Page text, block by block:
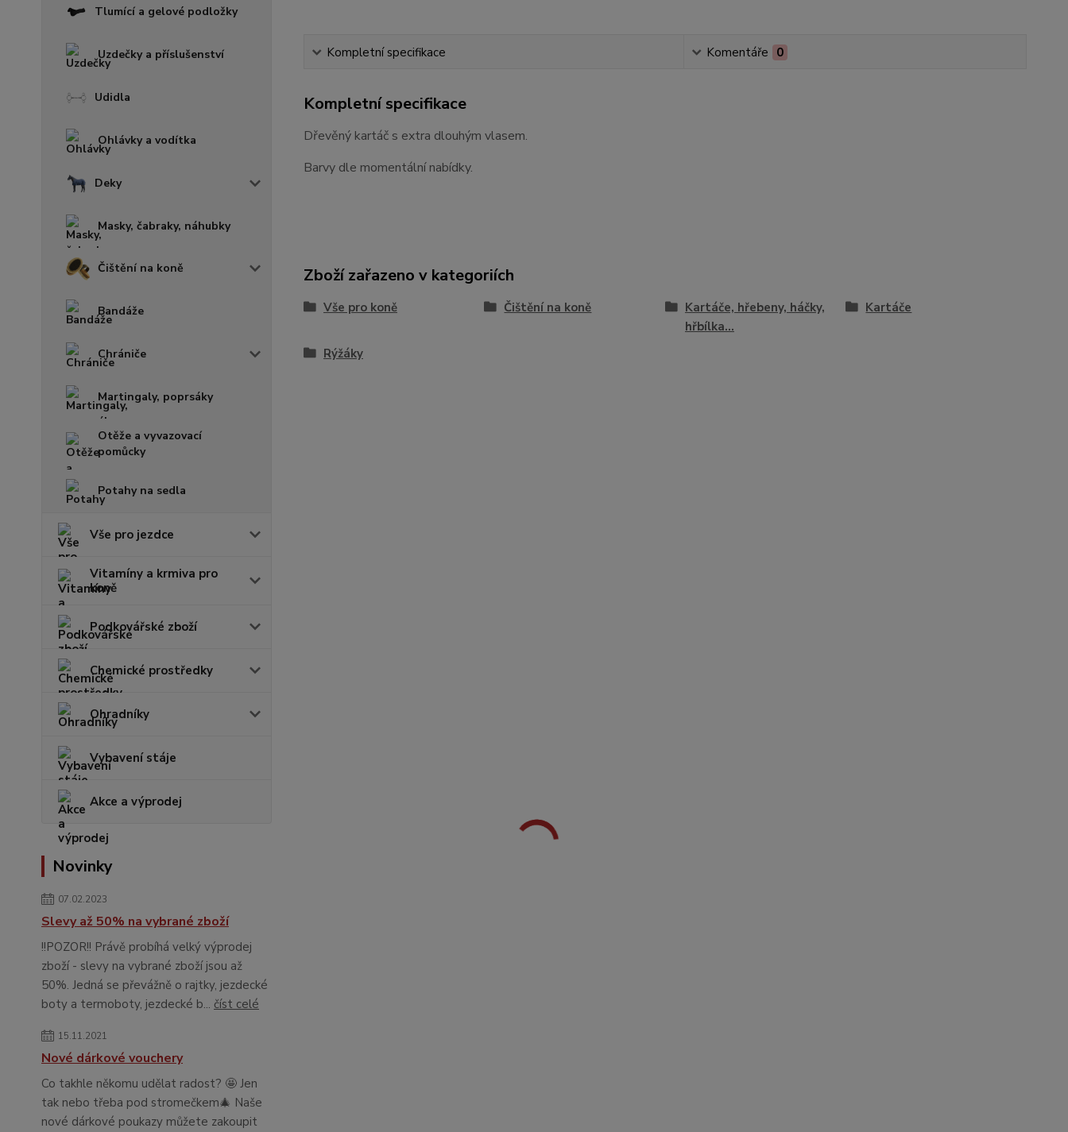
Tlumící a gelové podložky
Uzdečky a příslušenství
Udidla
Ohlávky a vodítka
Deky
Masky, čabraky, náhubky
Čištění na koně
Bandáže
Chrániče
Martingaly, poprsáky
Otěže a vyvazovací
pomůcky
Potahy na sedla
Vše pro jezdce
Vitamíny a krmiva pro
koně
Podkovářské zboží
Chemické prostředky
Ohradníky
Vybavení stáje
Akce a výprodej
Novinky
07.02.2023
Slevy až 50% na vybrané zboží
!!POZOR!! Právě probíhá velký výprodej
zboží - slevy na vybrané zboží jsou až
50%. Jedná se převážně o rajtky, jezdecké
boty a termoboty, jezdecké b... číst celé
15.11.2021
Nové dárkové vouchery
Co takhle někomu udělat radost? 🤩 Jen
tak nebo třeba pod stromečkem🎄 Naše
nové dárkové poukazy můžete zakoupit
Kompletní specifikace Komentáře 0
Kompletní specifikace
Dřevěný kartáč s extra dlouhým vlasem.
Barvy dle momentální nabídky.
Zboží zařazeno v kategoriích
Vše pro koně Čištění na koně
Kartáče, hřebeny, háčky,
hřbílka...
Kartáče
Rýžáky